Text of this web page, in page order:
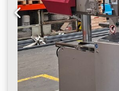
transportnog valjka sa
podizanjem/spuštanjem
lampa